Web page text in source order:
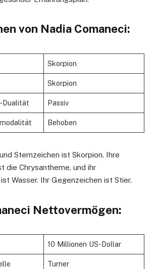
von Nadia Comaneci:
Skorpion
Skorpion
Dualität Passiv
Behoben
Sternzeichen ist Skorpion. Ihre
die Chrysantheme, und ihr
Wasser. Ihr Gegenzeichen ist Stier.
Nettovermögen:
10 Millionen US-Dollar
Turner